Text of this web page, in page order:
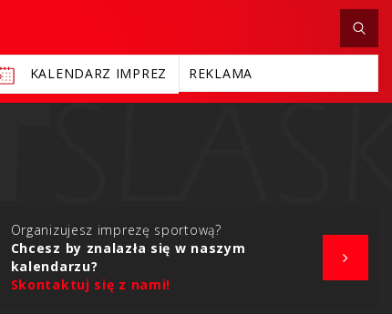
KALENDARZ IMPREZ REKLAMA
Organizujesz imprezę sportową?
Chcesz by znalazła się w naszym
kalendarzu?
Skontaktuj się z nami!